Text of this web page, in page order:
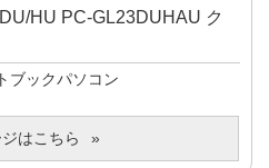
HU PC-GL23DUHAU ク
ブックパソコン
はこちら